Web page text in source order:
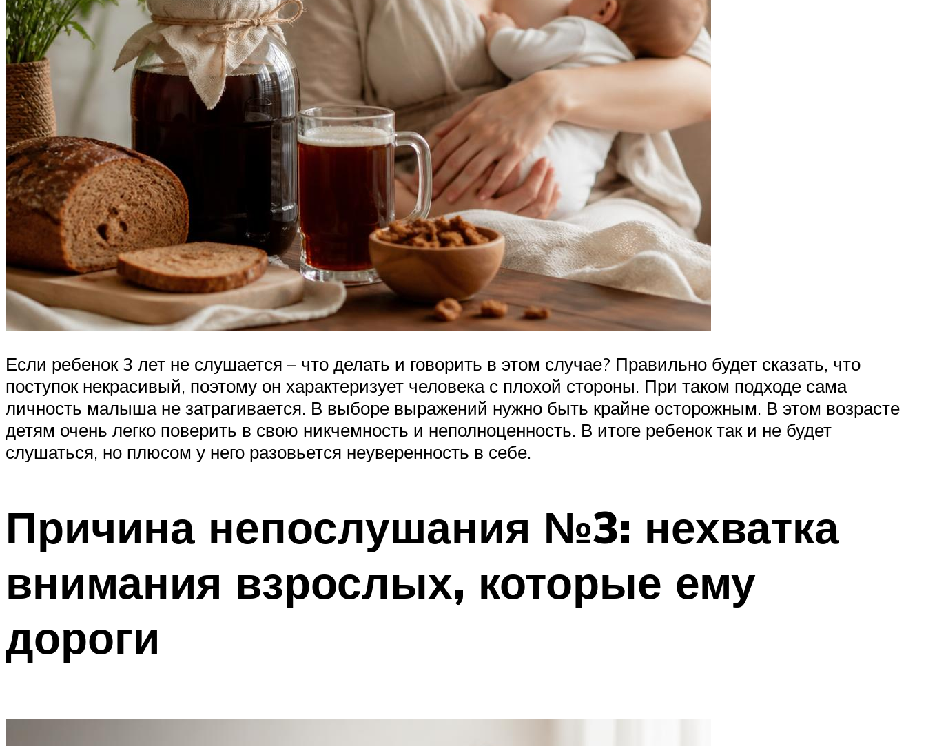
Если ребенок 3 лет не слушается – что делать и говорить в этом случае? Правильно будет сказать, что
поступок некрасивый, поэтому он характеризует человека с плохой стороны. При таком подходе сама
личность малыша не затрагивается. В выборе выражений нужно быть крайне осторожным. В этом возрасте
детям очень легко поверить в свою никчемность и неполноценность. В итоге ребенок так и не будет
слушаться, но плюсом у него разовьется неуверенность в себе.
Причина непослушания №3: нехватка
внимания взрослых, которые ему
дороги